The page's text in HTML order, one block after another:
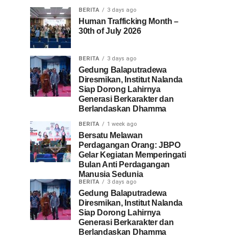
BERITA 3 days ago
Human Trafficking Month –
30th of July 2026
BERITA 3 days ago
Gedung Balaputradewa
Diresmikan, Institut Nalanda
Siap Dorong Lahirnya
Generasi Berkarakter dan
Berlandaskan Dhamma
BERITA 1 week ago
Bersatu Melawan
Perdagangan Orang: JBPO
Gelar Kegiatan Memperingati
Bulan Anti Perdagangan
Manusia Sedunia
BERITA 3 days ago
Gedung Balaputradewa
Diresmikan, Institut Nalanda
Siap Dorong Lahirnya
Generasi Berkarakter dan
Berlandaskan Dhamma